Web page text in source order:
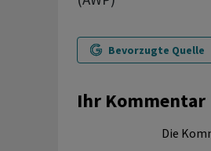
Bevorzugte Quelle
Ihr Kommentar
Die